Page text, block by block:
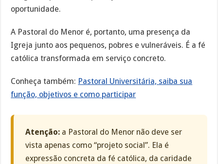
oportunidade.
A Pastoral do Menor é, portanto, uma presença da
Igreja junto aos pequenos, pobres e vulneráveis. É a fé
católica transformada em serviço concreto.
Conheça também: Pastoral Universitária, saiba sua
função, objetivos e como participar
Atenção: a Pastoral do Menor não deve ser
vista apenas como “projeto social”. Ela é
expressão concreta da fé católica, da caridade